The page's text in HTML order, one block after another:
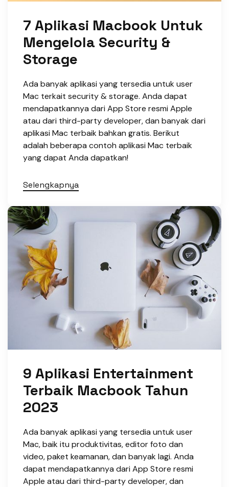
7 Aplikasi Macbook Untuk
Mengelola Security &
Storage
Ada banyak aplikasi yang tersedia untuk user
Mac terkait security & storage. Anda dapat
mendapatkannya dari App Store resmi Apple
atau dari third-party developer, dan banyak dari
aplikasi Mac terbaik bahkan gratis. Berikut
adalah beberapa contoh aplikasi Mac terbaik
yang dapat Anda dapatkan!
Selengkapnya
9 Aplikasi Entertainment
Terbaik Macbook Tahun
2023
Ada banyak aplikasi yang tersedia untuk user
Mac, baik itu produktivitas, editor foto dan
video, paket keamanan, dan banyak lagi. Anda
dapat mendapatkannya dari App Store resmi
Apple atau dari third-party developer, dan